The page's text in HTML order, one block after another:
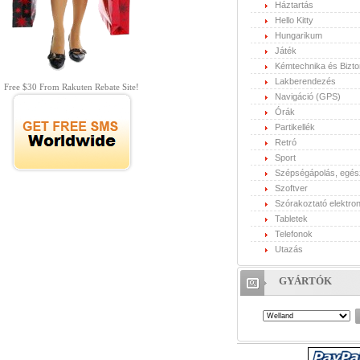
Háztartás
Hello Kitty
Hungarikum
Játék
Kémtechnika és
Lakberendezés
Navigáció (GPS)
Órák
Partikellék
Retró
Sport
Szépségápolás,
Szoftver
Szórakoztató
Tabletek
Telefonok
Utazás
GYÁRTÓK
Free $30 From Rakuten Rebate Site!